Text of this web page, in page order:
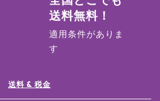
送料無料！
適用条件がありま
す
送料 & 税金